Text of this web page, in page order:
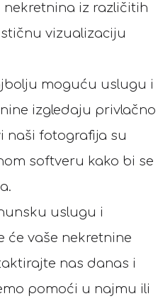
iz različitih
vizualizaciju
moguću uslugu i
izgledaju privlačno
naši fotografija su
softveru kako bi se
uslugu i
će vaše nekretnine
nas danas i
pomoći u najmu ili